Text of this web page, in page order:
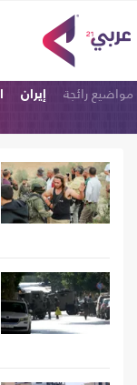
مواضيع رائجة إيران